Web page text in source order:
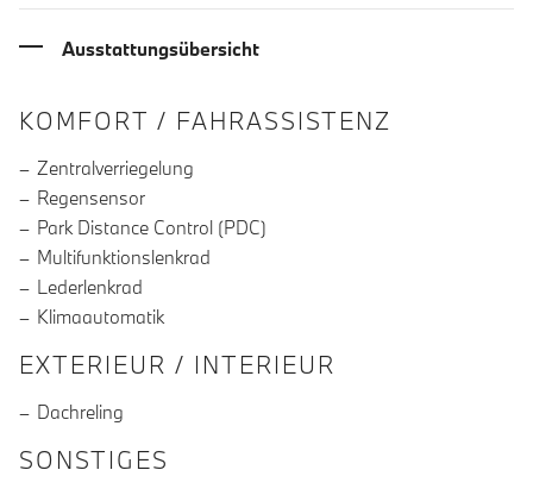
Ausstattungsübersicht
INFORMATIONEN ÜBER DIE
KOMFORT / FAHRASSISTENZ
Zentralverriegelung
Regensensor
Park Distance Control (PDC)
Multifunktionslenkrad
Lederlenkrad
Klimaautomatik
EXTERIEUR / INTERIEUR
Dachreling
SONSTIGES